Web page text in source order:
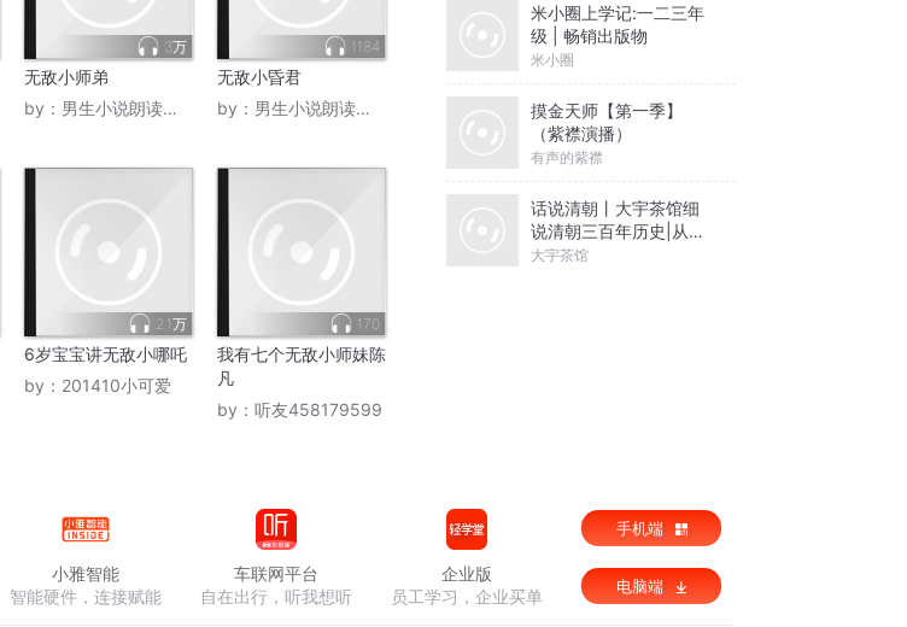
3万
无敌小师弟
by： 男生小说朗读机_奇迹
1184
无敌小昏君
by： 男生小说朗读机_奇迹
2.1万
6岁宝宝讲无敌小哪吒
by： 201410小可爱
170
我有七个无敌小师妹陈
凡
by： 听友458179599
米小圈上学记:一二三年
级 | 畅销出版物
米小圈
摸金天师【第一季】
（紫襟演播）
有声的紫襟
话说清朝丨大宇茶馆细
说清朝三百年历史|从努
尔哈赤到末代皇帝溥仪|
大宇茶馆
小雅智能
智能硬件，连接赋能
车联网平台
自在出行，听我想听
企业版
员工学习，企业买单
手机端
电脑端